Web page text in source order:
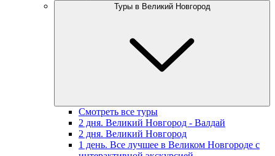
Туры в Великий Новгород
Смотреть все туры
2 дня. Великий Новгород - Валдай
2 дня. Великий Новгород
1 день. Все лучшее в Великом Новгороде с